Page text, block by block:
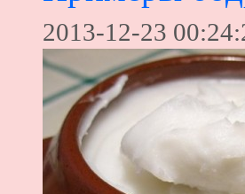
2013-12-23